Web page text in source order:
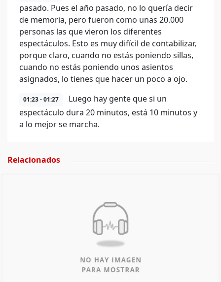
pasado. Pues el año pasado, no lo quería decir
de memoria, pero fueron como unas 20.000
personas las que vieron los diferentes
espectáculos. Esto es muy difícil de contabilizar,
porque claro, cuando no estás poniendo sillas,
cuando no estás poniendo unos asientos
asignados, lo tienes que hacer un poco a ojo.
01:23 - 01:27
Luego hay gente que si un
espectáculo dura 20 minutos, está 10 minutos y
a lo mejor se marcha.
Relacionados